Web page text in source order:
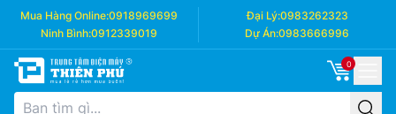
Mua Hàng Online:0918969699 Đại Lý:0983262323
Ninh Bình:0912339019 Dự Án:0983666996
0